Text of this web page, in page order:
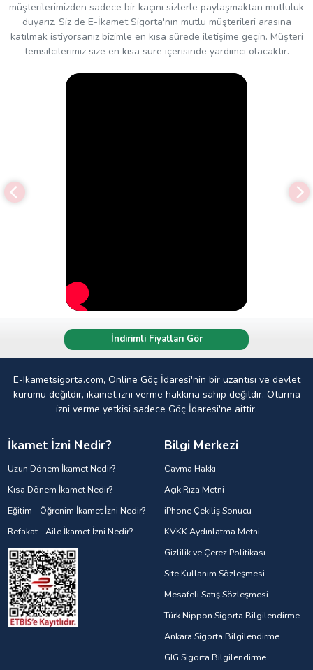
müşterilerimizden sadece bir kaçını sizlerle paylaşmaktan mutluluk
duyarız. Siz de E-İkamet Sigorta'nın mutlu müşterileri arasına
katılmak istiyorsanız bizimle en kısa sürede iletişime geçin. Müşteri
temsilcilerimiz size en kısa süre içerisinde yardımcı olacaktır.
İndirimli Fiyatları Gör
E-Ikametsigorta.com, Online Göç İdaresi'nin bir uzantısı ve devlet
kurumu değildir, ikamet izni verme hakkına sahip değildir. Oturma
izni verme yetkisi sadece Göç İdaresi'ne aittir.
İkamet İzni Nedir?
Uzun Dönem İkamet Nedir?
Kısa Dönem İkamet Nedir?
Eğitim - Öğrenim İkamet İzni Nedir?
Refakat - Aile İkamet İzni Nedir?
Bilgi Merkezi
Cayma Hakkı
Açık Rıza Metni
iPhone Çekiliş Sonucu
KVKK Aydınlatma Metni
Gizlilik ve Çerez Politikası
Site Kullanım Sözleşmesi
Mesafeli Satış Sözleşmesi
Türk Nippon Sigorta Bilgilendirme
Ankara Sigorta Bilgilendirme
GIG Sigorta Bilgilendirme